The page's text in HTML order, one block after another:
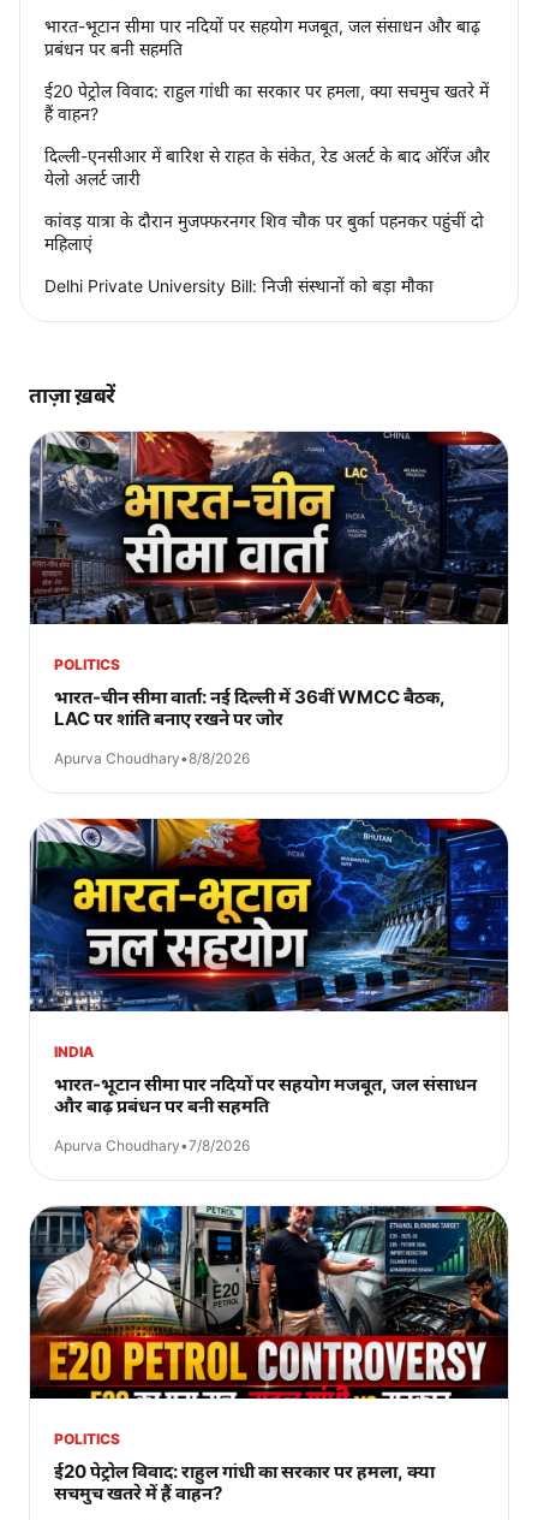
भारत-भूटान सीमा पार नदियों पर सहयोग मजबूत, जल संसाधन और बाढ़
प्रबंधन पर बनी सहमति
ई20 पेट्रोल विवाद: राहुल गांधी का सरकार पर हमला, क्या सचमुच खतरे में
हैं वाहन?
दिल्ली-एनसीआर में बारिश से राहत के संकेत, रेड अलर्ट के बाद ऑरेंज और
येलो अलर्ट जारी
कांवड़ यात्रा के दौरान मुजफ्फरनगर शिव चौक पर बुर्का पहनकर पहुंचीं दो
महिलाएं
Delhi Private University Bill: निजी संस्थानों को बड़ा मौका
ताज़ा ख़बरें
POLITICS
भारत-चीन सीमा वार्ता: नई दिल्ली में 36वीं WMCC बैठक,
LAC पर शांति बनाए रखने पर जोर
Apurva Choudhary•8/8/2026
INDIA
भारत-भूटान सीमा पार नदियों पर सहयोग मजबूत, जल संसाधन
और बाढ़ प्रबंधन पर बनी सहमति
Apurva Choudhary•7/8/2026
POLITICS
ई20 पेट्रोल विवाद: राहुल गांधी का सरकार पर हमला, क्या
सचमुच खतरे में हैं वाहन?